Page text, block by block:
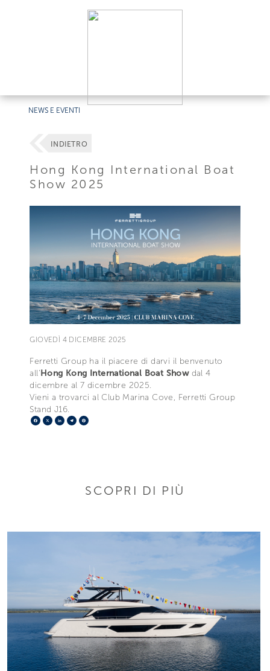
NEWS E EVENTI
INDIETRO
Hong Kong International Boat
Show 2025
GIOVEDÌ 4 DICEMBRE 2025
Ferretti Group ha il piacere di darvi il benvenuto
all'Hong Kong International Boat Showdal 4
dicembre al 7 dicembre 2025.
Vieni a trovarci al Club Marina Cove, Ferretti Group
Stand J16.
Facebook
X LinkedIn
Telegram
SCOPRI DI PIÙ